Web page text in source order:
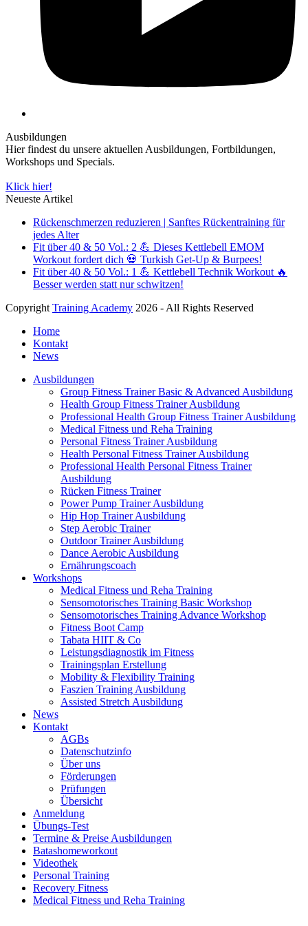
Ausbildungen
Hier findest du unsere aktuellen Ausbildungen, Fortbildungen,
Workshops und Specials.
Klick hier!
Neueste Artikel
Rückenschmerzen reduzieren | Sanftes Rückentraining für
jedes Alter
Fit über 40 & 50 Vol.: 2 💪 Dieses Kettlebell EMOM
Workout fordert dich 💀 Turkish Get-Up & Burpees!
Fit über 40 & 50 Vol.: 1 💪 Kettlebell Technik Workout 🔥
Besser werden statt nur schwitzen!
Copyright Training Academy 2026 - All Rights Reserved
Home
Kontakt
News
Ausbildungen
Group Fitness Trainer Basic & Advanced Ausbildung
Health Group Fitness Trainer Ausbildung
Professional Health Group Fitness Trainer Ausbildung
Medical Fitness und Reha Training
Personal Fitness Trainer Ausbildung
Health Personal Fitness Trainer Ausbildung
Professional Health Personal Fitness Trainer
Ausbildung
Rücken Fitness Trainer
Power Pump Trainer Ausbildung
Hip Hop Trainer Ausbildung
Step Aerobic Trainer
Outdoor Trainer Ausbildung
Dance Aerobic Ausbildung
Ernährungscoach
Workshops
Medical Fitness und Reha Training
Sensomotorisches Training Basic Workshop
Sensomotorisches Training Advance Workshop
Fitness Boot Camp
Tabata HIIT & Co
Leistungsdiagnostik im Fitness
Trainingsplan Erstellung
Mobility & Flexibility Training
Faszien Training Ausbildung
Assisted Stretch Ausbildung
News
Kontakt
AGBs
Datenschutzinfo
Über uns
Förderungen
Prüfungen
Übersicht
Anmeldung
Übungs-Test
Termine & Preise Ausbildungen
Batashomeworkout
Videothek
Personal Training
Recovery Fitness
Medical Fitness und Reha Training